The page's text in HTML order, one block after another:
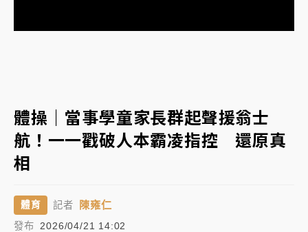
雨熱區曝
旅局回應了
中信慈善基金會想增加董事人數！辜仲諒向法院聲請遭
駁 理由曝光
故宮《龍藏經》特展第2檔！今線上預約開賣一度塞車
周六起展出延長至晚上7時
體操｜當事學童家長群起聲援翁士
航！一一戳破人本霸凌指控 還原真
相
體育 記者 陳雍仁
發布 2026/04/21 14:02